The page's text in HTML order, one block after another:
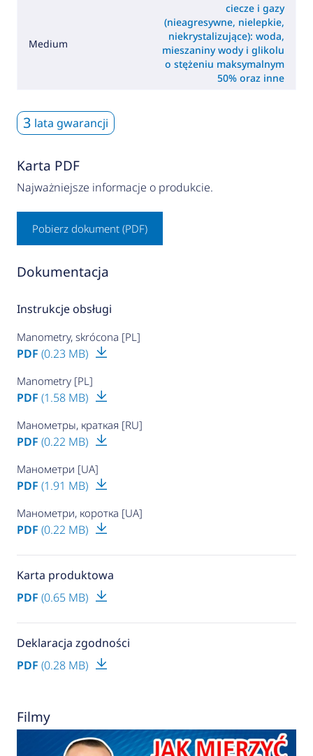
Medium
ciecze i gazy
(nieagresywne, nielepkie,
niekrystalizujące): woda,
mieszaniny wody i glikolu
o stężeniu maksymalnym
50% oraz inne
3 lata gwarancji
Karta PDF
Najważniejsze informacje o produkcie.
Pobierz dokument (PDF)
Dokumentacja
Instrukcje obsługi
Manometry, skrócona [PL]
PDF (0.23 MB)
Manometry [PL]
PDF (1.58 MB)
Манометры, краткая [RU]
PDF (0.22 MB)
Манометри [UA]
PDF (1.91 MB)
Манометри, коротка [UA]
PDF (0.22 MB)
Karta produktowa
PDF (0.65 MB)
Deklaracja zgodności
PDF (0.28 MB)
Filmy